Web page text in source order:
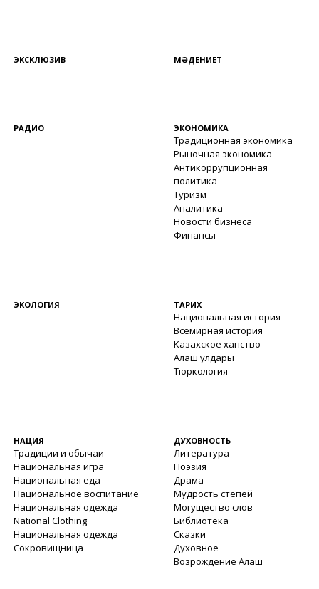
ЭКСКЛЮЗИВ МӘДЕНИЕТ
РАДИО ЭКОНОМИКА
Традиционная экономика
Рыночная экономика
Антикоррупционная
политика
Туризм
Аналитика
Новости бизнеса
Финансы
ЭКОЛОГИЯ ТАРИХ
Национальная история
Всемирная история
Казахское ханство
Алаш улдары
Тюркология
НАЦИЯ
Традиции и обычаи
Национальная игра
Национальная еда
Национальное воспитание
Национальная одежда
National Clothing
Национальная одежда
Сокровищница
ДУХОВНОСТЬ
Литература
Поэзия
Драма
Мудрость степей
Могущество слов
Библиотека
Сказки
Духовное
Возрождение Алаш